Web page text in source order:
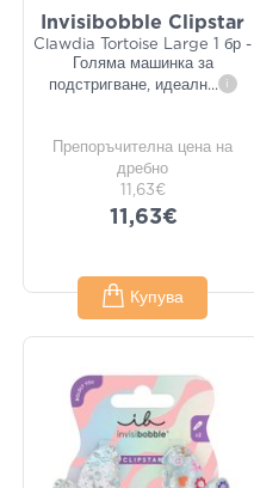
Invisibobble Clipstar
Clawdia Tortoise Large 1 бр -
Голяма машинка за
подстригване, идеалн... i
Препоръчителна цена на
дребно
11,63€
11,63€
Купува